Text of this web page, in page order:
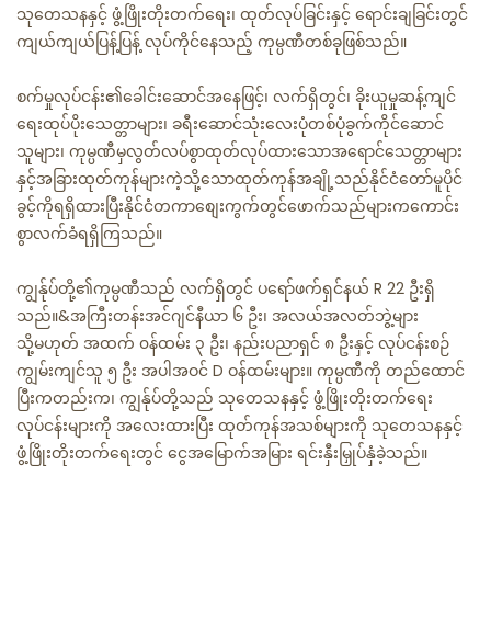
သုတေသနနှင့် ဖွံ့ဖြိုးတိုးတက်ရေး၊ ထုတ်လုပ်ခြင်းနှင့် ရောင်းချခြင်းတွင်
ကျယ်ကျယ်ပြန့်ပြန့် လုပ်ကိုင်နေသည့် ကုမ္ပဏီတစ်ခုဖြစ်သည်။
စက်မှုလုပ်ငန်း၏ခေါင်းဆောင်အနေဖြင့်၊ လက်ရှိတွင်၊ ခိုးယူမှုဆန့်ကျင်
ရေးထုပ်ပိုးသေတ္တာများ၊ ခရီးဆောင်သုံးလေးပုံတစ်ပုံခွက်ကိုင်ဆောင်
သူများ၊ ကုမ္ပဏီမှလွတ်လပ်စွာထုတ်လုပ်ထားသောအရောင်သေတ္တာများ
နှင့်အခြားထုတ်ကုန်များကဲ့သို့သောထုတ်ကုန်အချို့သည်နိုင်ငံတော်မူပိုင်
ခွင့်ကိုရရှိထားပြီးနိုင်ငံတကာစျေးကွက်တွင်ဖောက်သည်များကကောင်း
စွာလက်ခံရရှိကြသည်။
ကျွန်ုပ်တို့၏ကုမ္ပဏီသည် လက်ရှိတွင် ပရော်ဖက်ရှင်နယ် R 22 ဦးရှိ
သည်။&အကြီးတန်းအင်ဂျင်နီယာ ၆ ဦး၊ အလယ်အလတ်ဘွဲ့များ
သို့မဟုတ် အထက် ၀န်ထမ်း ၃ ဦး၊ နည်းပညာရှင် ၈ ဦးနှင့် လုပ်ငန်းစဉ်
ကျွမ်းကျင်သူ ၅ ဦး အပါအဝင် D ဝန်ထမ်းများ။ ကုမ္ပဏီကို တည်ထောင်
ပြီးကတည်းက၊ ကျွန်ုပ်တို့သည် သုတေသနနှင့် ဖွံ့ဖြိုးတိုးတက်ရေး
လုပ်ငန်းများကို အလေးထားပြီး ထုတ်ကုန်အသစ်များကို သုတေသနနှင့်
ဖွံ့ဖြိုးတိုးတက်ရေးတွင် ငွေအမြောက်အမြား ရင်းနှီးမြှုပ်နှံခဲ့သည်။